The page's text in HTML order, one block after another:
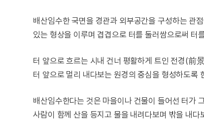
배산임수한 국면을 경관과 외부공간을 구성하는
있는 형상을 이루며 겹겹으로 터를 둘러쌈으로써 터
터 앞으로 흐르는 시내 건너 평활하게 트인 전경(
터 앞으로 멀리 내다보는 원경의 중심을 형성하도록
배산임수한다는 것은 마을이나 건물이 들어선 터가
사람이 함께 산을 등지고 물을 내려다보며 밖을 내